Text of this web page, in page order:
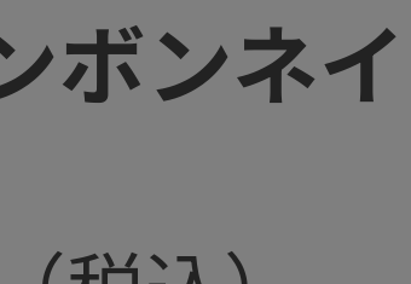
ボンネイ